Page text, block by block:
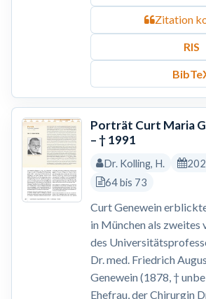
Zitation
RIS
Porträt Curt Maria
– † 1991
Dr. Kolling, H.
64 bis 73
Curt Genewein
in München als zweites
des
Dr. med. Friedrich
Genewein (1878, †
Ehefrau, der Chirurgin